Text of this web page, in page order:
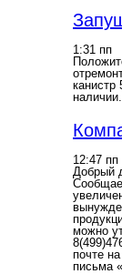
1:31 пп
канистр
12:47 пп
Добрый
можно
почте
письма